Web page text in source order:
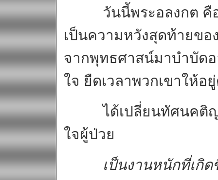
วันนี้พระอลงกต คือแ
เป็นความหวังสุดท้ายขอ
จากพุทธศาสน์มาบำบัดอ
ใจ ยืดเวลาพวกเขาให้อ
ได้เปลี่ยนทัศนคติญา
ใจผู้ป่วย
เป็นงานหนักที่เกิ